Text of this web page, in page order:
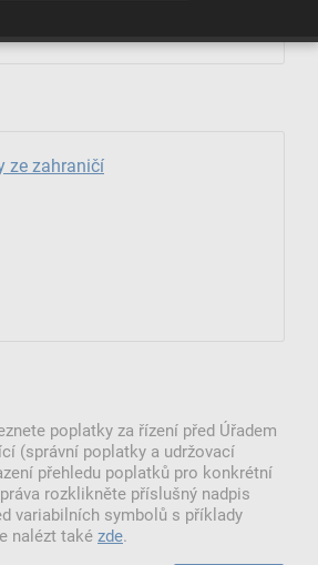
ze zahraničí
poplatky za řízení před Úřadem
(správní poplatky a udržovací
přehledu poplatků pro konkrétní
rozklikněte příslušný nadpis
variabilních symbolů s příklady
nalézt také zde.